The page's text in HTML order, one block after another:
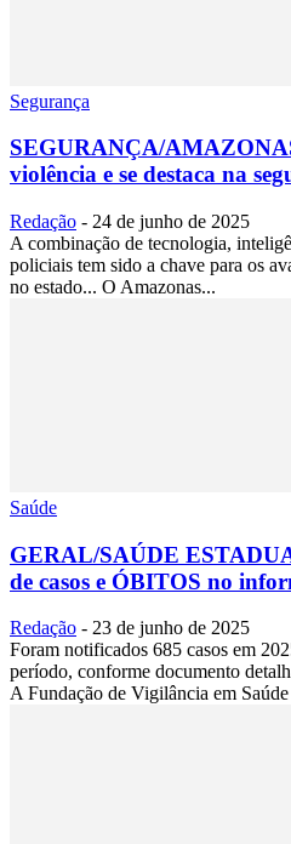
Segurança
SEGURANÇA/
violência e se destaca na
Redação - 24 de junho de 2025
A combinação de tecnologia,
policiais tem sido a chave para os
no estado... O Amazonas...
Saúde
GERAL/SAÚDE
de casos e ÓBITOS no
Redação - 23 de junho de 2025
Foram notificados 685 casos em
período, conforme documento
A Fundação de Vigilância em